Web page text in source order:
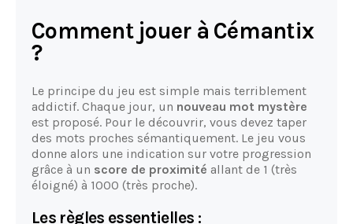
Comment jouer à Cémantix
?
Le principe du jeu est simple mais terriblement
addictif. Chaque jour, un nouveau mot mystère
est proposé. Pour le découvrir, vous devez taper
des mots proches sémantiquement. Le jeu vous
donne alors une indication sur votre progression
grâce à un score de proximité allant de 1 (très
éloigné) à 1000 (très proche).
Les règles essentielles :